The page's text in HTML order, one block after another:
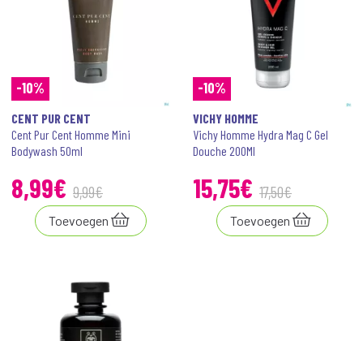
-10%
CENT PUR CENT
Cent Pur Cent Homme Mini
Bodywash 50ml
8,99€ 9,99€
Toevoegen
-10%
VICHY HOMME
Vichy Homme Hydra Mag C Gel
Douche 200Ml
15,75€ 17,50€
Toevoegen